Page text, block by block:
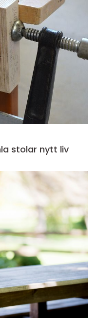
får gamla stolar nytt liv